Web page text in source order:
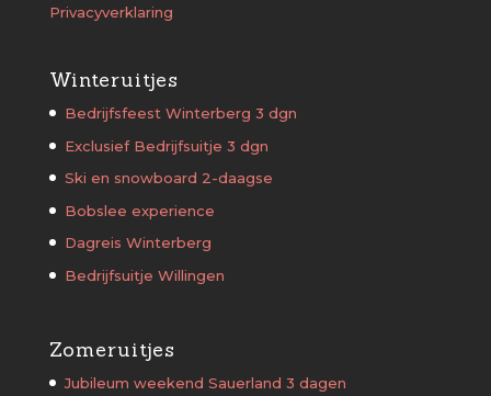
Privacyverklaring
Winteruitjes
Bedrijfsfeest Winterberg 3 dgn
Exclusief Bedrijfsuitje 3 dgn
Ski en snowboard 2-daagse
Bobslee experience
Dagreis Winterberg
Bedrijfsuitje Willingen
Zomeruitjes
Jubileum weekend Sauerland 3 dagen